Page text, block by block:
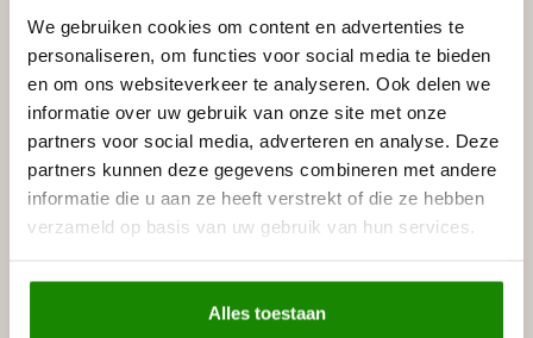
We gebruiken cookies om content en advertenties te
personaliseren, om functies voor social media te bieden
en om ons websiteverkeer te analyseren. Ook delen we
informatie over uw gebruik van onze site met onze
partners voor social media, adverteren en analyse. Deze
partners kunnen deze gegevens combineren met andere
informatie die u aan ze heeft verstrekt of die ze hebben
verzameld op basis van uw gebruik van hun services.
Alles toestaan
Berekening voor plafondlijsten
Bij plafondlijsten telt u de lengte van alle wanden waar de
lijst komt bij elkaar op. Trek alleen delen af wanneer daar
daadwerkelijk geen profiel wordt geplaatst.
afgetrokken, omdat de lijst bovenaan rondom de ruimte